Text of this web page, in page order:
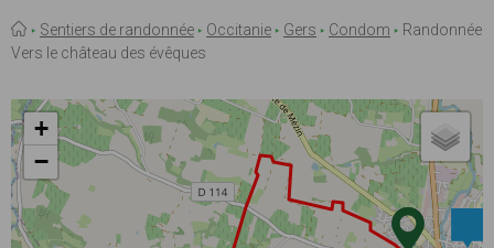
Fil
d'Ariane
Sentiers de randonnée Occitanie Gers Condom
Randonnée
Vers le château des évêques
+
−